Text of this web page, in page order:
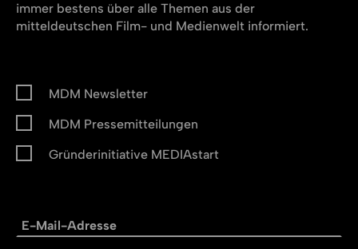
immer bestens über alle Themen aus der
mitteldeutschen Film- und Medienwelt informiert.
MDM Newsletter
MDM Pressemitteilungen
Gründerinitiative MEDIAstart